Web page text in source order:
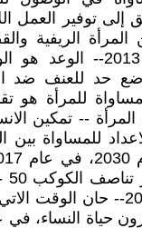
إلى توفير العمل
تمكين المرأة الريفية
والجوع، في عام 2013--
حد للعنف ضد
المساواة للمرأة هو
المرأة -- تمكين
2016-- الاعداد
2030، في عام 2018-- حان